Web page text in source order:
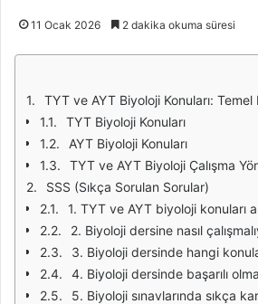
11 Ocak 2026 2 dakika okuma süresi
TYT ve AYT Biyoloji Konuları: Temel
TYT Biyoloji Konuları
AYT Biyoloji Konuları
TYT ve AYT Biyoloji Çalışma
SSS (Sıkça Sorulan Sorular)
1. TYT ve AYT biyoloji konuları
2. Biyoloji dersine nasıl
3. Biyoloji dersinde hangi konulara
4. Biyoloji dersinde başarılı olmak için hangi
5. Biyoloji sınavlarında sıkça